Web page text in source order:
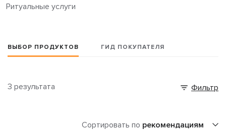
Ритуальные услуги
ВЫБОР ПРОДУКТОВ ГИД ПОКУПАТЕЛЯ
3 результата Фильтр
Сортировать по рекомендациям